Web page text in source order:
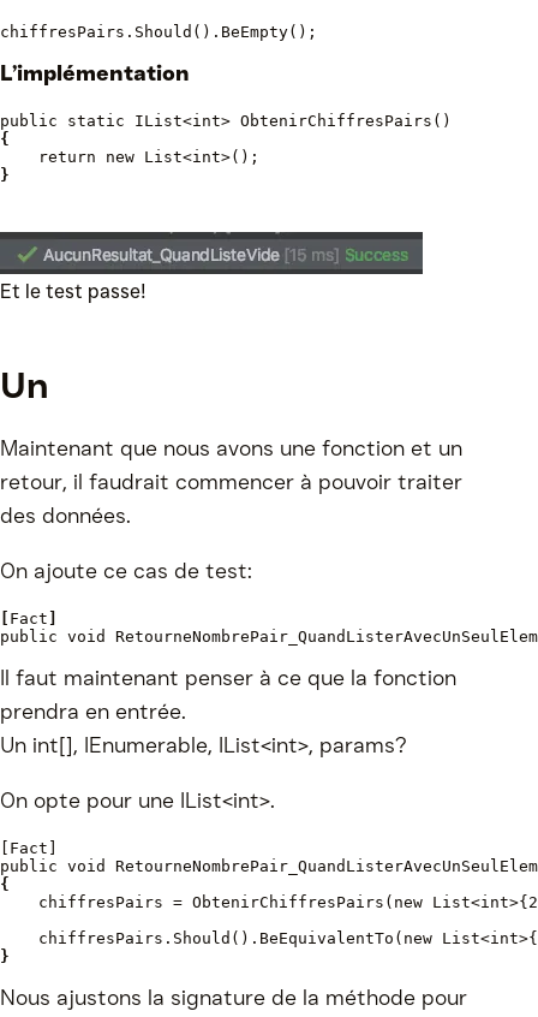
chiffresPairs.Should().BeEmpty();
L’implémentation
public static IList<int> ObtenirChiffresPairs()
{
return new List<int>();
}
Et le test passe!
Un
Maintenant que nous avons une fonction et un
retour, il faudrait commencer à pouvoir traiter
des données.
On ajoute ce cas de test:
Fact
public void
Il faut maintenant penser à ce que la fonction
prendra en entrée.
Un int[], IEnumerable, IList<int>, params?
On opte pour une IList<int>.
[Fact]
public void
{
chiffresPairs = ObtenirChiffresPairs(new
chiffresPairs.Should().BeEquivalentTo(new
}
Nous ajustons la signature de la méthode pour